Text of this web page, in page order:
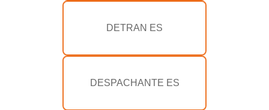
DETRAN ES
DESPACHANTE ES